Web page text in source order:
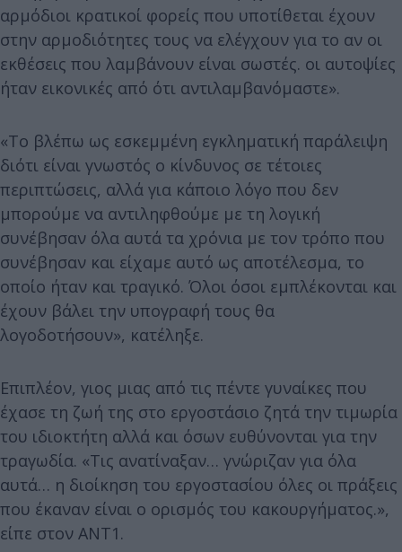
αρμόδιοι κρατικοί φορείς που υποτίθεται έχουν
στην αρμοδιότητες τους να ελέγχουν για το αν οι
εκθέσεις που λαμβάνουν είναι σωστές. οι αυτοψίες
ήταν εικονικές από ότι αντιλαμβανόμαστε».
«Το βλέπω ως εσκεμμένη εγκληματική παράλειψη
διότι είναι γνωστός ο κίνδυνος σε τέτοιες
περιπτώσεις, αλλά για κάποιο λόγο που δεν
μπορούμε να αντιληφθούμε με τη λογική
συνέβησαν όλα αυτά τα χρόνια με τον τρόπο που
συνέβησαν και είχαμε αυτό ως αποτέλεσμα, το
οποίο ήταν και τραγικό. Όλοι όσοι εμπλέκονται και
έχουν βάλει την υπογραφή τους θα
λογοδοτήσουν», κατέληξε.
Επιπλέον, γιος μιας από τις πέντε γυναίκες που
έχασε τη ζωή της στο εργοστάσιο ζητά την τιμωρία
του ιδιοκτήτη αλλά και όσων ευθύνονται για την
τραγωδία. «Τις ανατίναξαν… γνώριζαν για όλα
αυτά… η διοίκηση του εργοστασίου όλες οι πράξεις
που έκαναν είναι ο ορισμός του κακουργήματος.»,
είπε στον ANT1.